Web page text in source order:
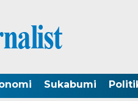
Sukabumi